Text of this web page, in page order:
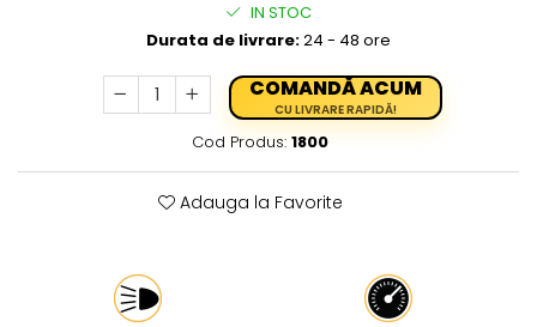
Tunuri de caldura si aeroteme
IN STOC
Durata de livrare:24 - 48 ore
COMANDĂ ACUM
CU LIVRARE RAPIDĂ!
Cod Produs: 1800
Adauga la Favorite